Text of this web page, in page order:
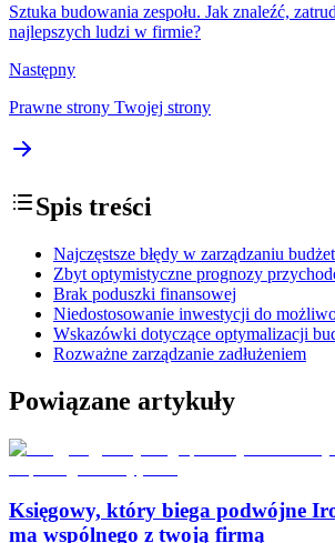
Sztuka budowania zespołu. Jak znaleźć,
najlepszych ludzi w firmie?
Następny
Prawne strony Twojej strony
Spis treści
Najczęstsze błędy w zarządzaniu
Zbyt optymistyczne prognozy
Brak poduszki finansowej
Niedostosowanie inwestycji do
Wskazówki dotyczące optymalizacji
Rozważne zarządzanie zadłużeniem
Powiązane artykuły
Księgowy, który biega podwójne
ma wspólnego z twoją firmą